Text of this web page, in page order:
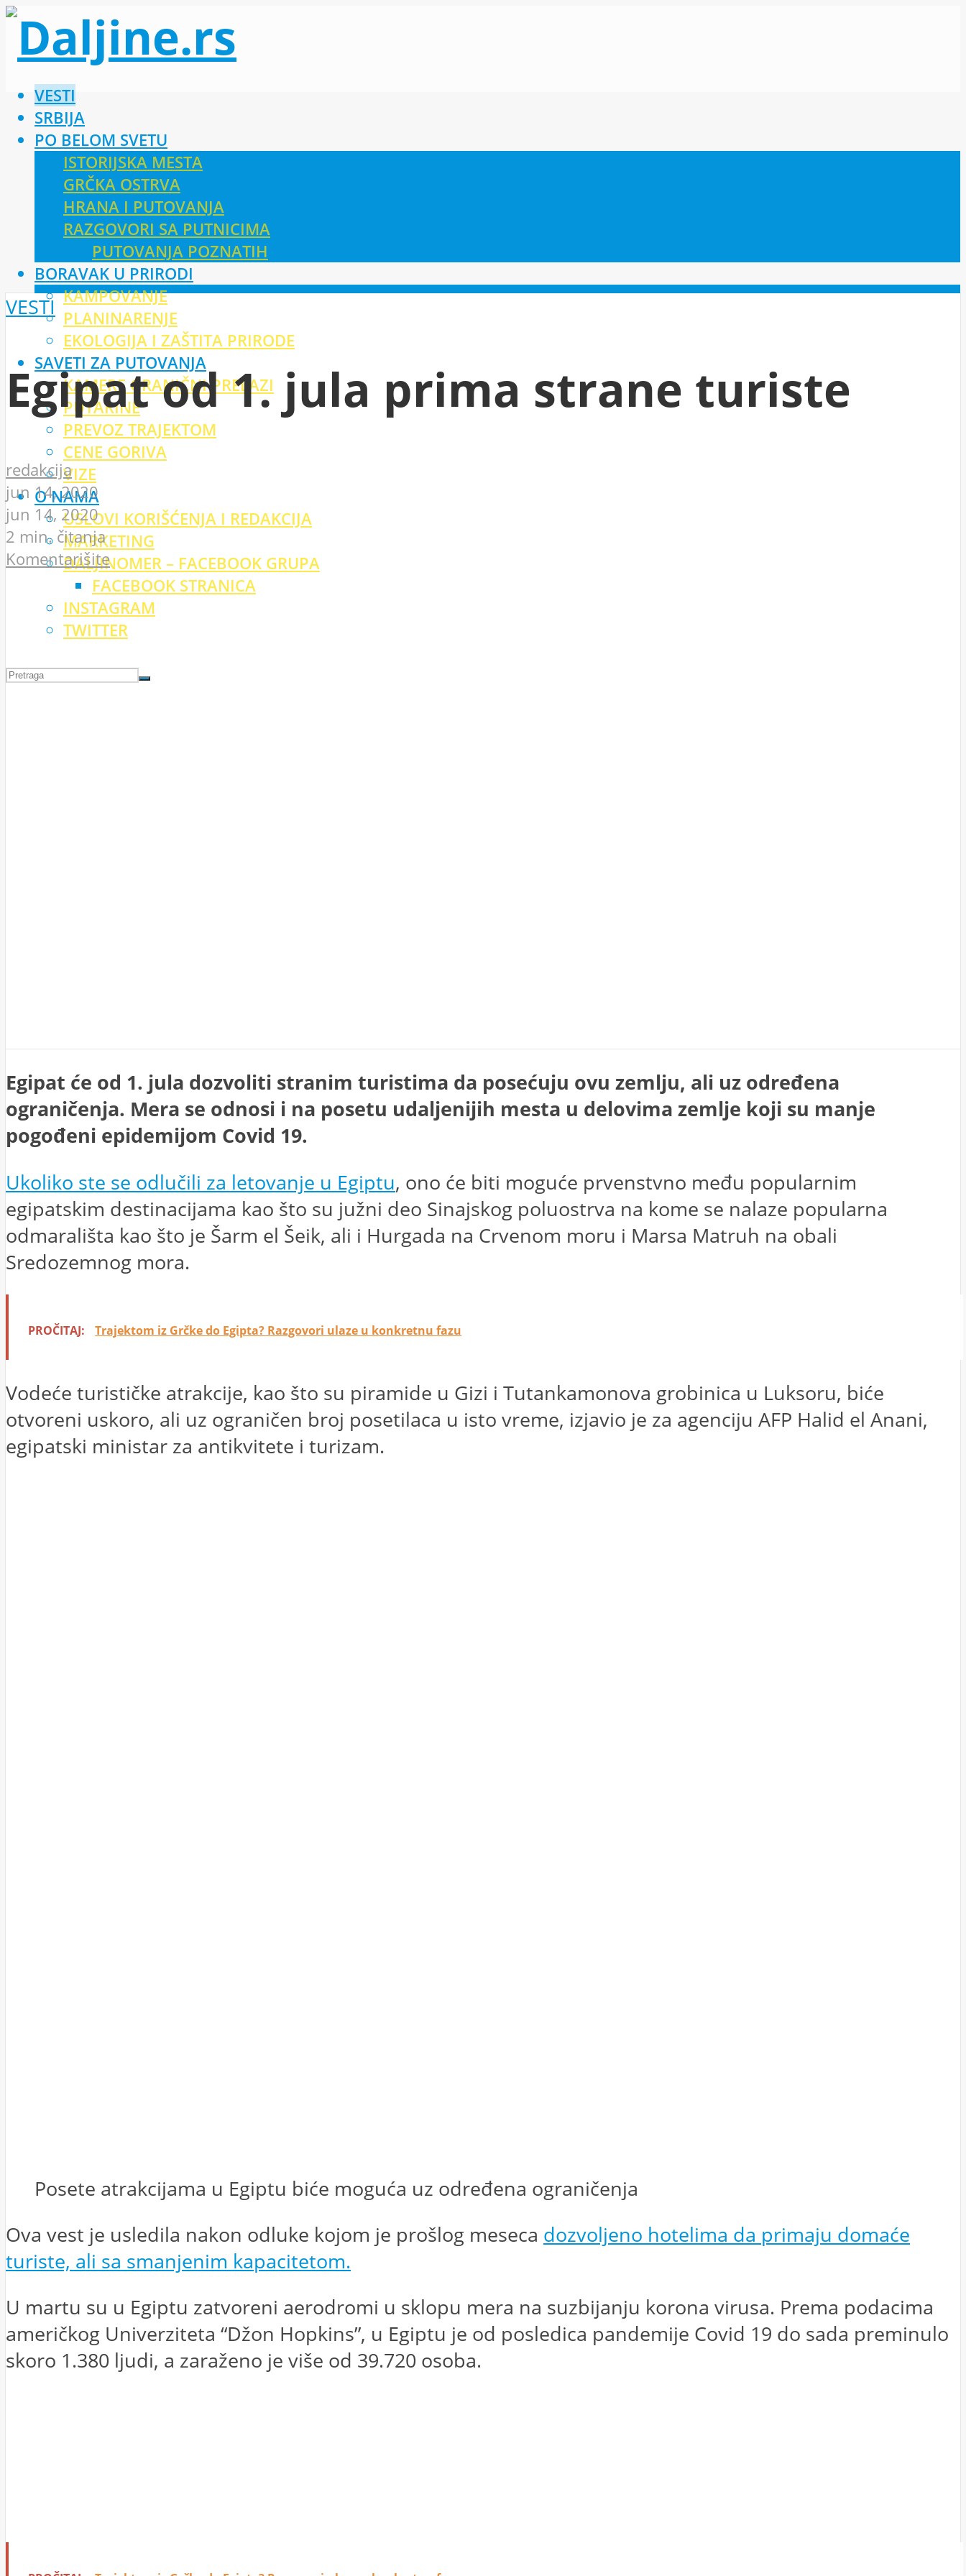
VESTI
SRBIJA
PO BELOM SVETU
ISTORIJSKA MESTA
GRČKA OSTRVA
HRANA I PUTOVANJA
RAZGOVORI SA PUTNICIMA
PUTOVANJA POZNATIH
BORAVAK U PRIRODI
KAMPOVANJE
PLANINARENJE
EKOLOGIJA I ZAŠTITA PRIRODE
SAVETI ZA PUTOVANJA
KAMERE GRANIČNI PRELAZI
PUTARINE
PREVOZ TRAJEKTOM
CENE GORIVA
VIZE
O NAMA
USLOVI KORIŠĆENJA I REDAKCIJA
MARKETING
DALJINOMER – FACEBOOK GRUPA
FACEBOOK STRANICA
INSTAGRAM
TWITTER
VESTI
Egipat od 1. jula prima strane turiste
redakcija
jun 14, 2020
jun 14, 2020
2 min. čitanja
Komentarišite
Egipat će od 1. jula dozvoliti stranim turistima da posećuju ovu zemlju, ali uz određena
ograničenja. Mera se odnosi i na posetu udaljenijih mesta u delovima zemlje koji su manje
pogođeni epidemijom Covid 19.
Ukoliko ste se odlučili za letovanje u Egiptu, ono će biti moguće prvenstvno među popularnim
egipatskim destinacijama kao što su južni deo Sinajskog poluostrva na kome se nalaze popularna
odmarališta kao što je Šarm el Šeik, ali i Hurgada na Crvenom moru i Marsa Matruh na obali
Sredozemnog mora.
PROČITAJ: Trajektom iz Grčke do Egipta? Razgovori ulaze u konkretnu fazu
Vodeće turističke atrakcije, kao što su piramide u Gizi i Tutankamonova grobinica u Luksoru, biće
otvoreni uskoro, ali uz ograničen broj posetilaca u isto vreme, izjavio je za agenciju AFP Halid el Anani,
egipatski ministar za antikvitete i turizam.
Posete atrakcijama u Egiptu biće moguća uz određena ograničenja
Ova vest je usledila nakon odluke kojom je prošlog meseca dozvoljeno hotelima da primaju domaće
turiste, ali sa smanjenim kapacitetom.
U martu su u Egiptu zatvoreni aerodromi u sklopu mera na suzbijanju korona virusa. Prema podacima
američkog Univerziteta “Džon Hopkins”, u Egiptu je od posledica pandemije Covid 19 do sada preminulo
skoro 1.380 ljudi, a zaraženo je više od 39.720 osoba.